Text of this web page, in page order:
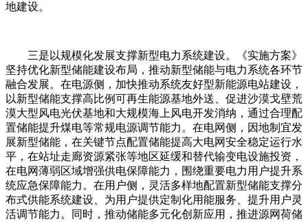
地建设。
三是以规模化发展支撑新型电力系统建设。《实施方案》
坚持优化新型储能建设布局，推动新型储能与电力系统各环节
融合发展。在电源侧，加快推动系统友好型新能源电站建设，
以新型储能支撑高比例可再生能源基地外送、促进沙漠戈壁荒
漠大型风电光伏基地和大规模海上风电开发消纳，通过合理配
置储能提升煤电等常规电源调节能力。在电网侧，因地制宜发
展新型储能，在关键节点配置储能提高大电网安全稳定运行水
平，在站址走廊资源紧张等地区延缓和替代输变电设施投资，
在电网薄弱区域增强供电保障能力，围绕重要电力用户提升系
统应急保障能力。在用户侧，灵活多样地配置新型储能支撑分
布式供能系统建设、为用户提供定制化用能服务、提升用户灵
活调节能力。同时，推动储能多元化创新应用，推进源网荷储